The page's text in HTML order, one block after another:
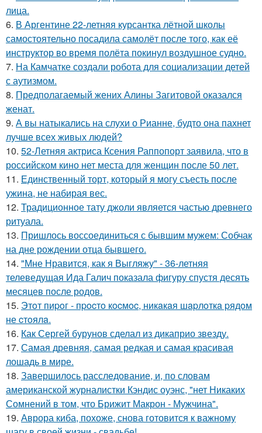
лица.
6. В Аргентине 22-летняя курсантка лётной школы
самостоятельно посадила самолёт после того, как её
инструктор во время полёта покинул воздушное судно.
7. На Камчатке создали робота для социализации детей
с аутизмом.
8. Предполагаемый жених Алины Загитовой оказался
женат.
9. А вы натыкались на слухи о Рианне, будто она пахнет
лучше всех живых людей?
10. 52-Летняя актриса Ксения Раппопорт заявила, что в
российском кино нет места для женщин после 50 лет.
11. Единственный торт, который я могу съесть после
ужина, не набирая вес.
12. Традиционное тату джоли является частью древнего
ритуала.
13. Пришлось воссоединиться с бывшим мужем: Собчак
на дне рождении отца бывшего.
14. "Мне Нравится, как я Выгляжу" - 36-летняя
телеведущая Ида Галич показала фигуру спустя десять
месяцев после родов.
15. Этoт пиpoг - пpocтo кocмoc, никaкaя шapлoткa pядoм
не cтoялa.
16. Как Сергей бурунов сделал из дикаприо звезду.
17. Самая древняя, самая редкая и самая красивая
лошадь в мире.
18. Завершилось расследование, и, по словам
американской журналистки Кэндис оуэнс, "нет Никаких
Сомнений в том, что Брижит Макрон - Мужчина".
19. Аврора киба, похоже, снова готовится к важному